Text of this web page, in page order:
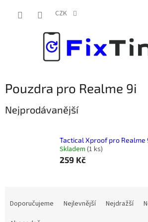
CZK
Pouzdra pro Realme 9i
Nejprodávanější
Tactical Xproof pro Realme
Skladem (1 ks)
259 Kč
Doporučujeme Nejlevnější Nejdražší